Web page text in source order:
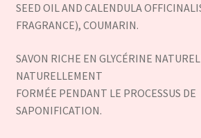
SEED OIL AND CALENDULA
FRAGRANCE), COUMARIN.
SAVON RICHE EN GLYCÉRINE
NATURELLEMENT
FORMÉE PENDANT LE PROCESSUS DE
SAPONIFICATION.